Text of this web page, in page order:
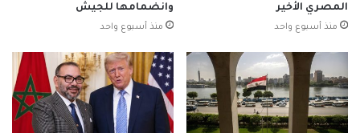
المصري الأخير
منذ أسبوع واحد
وانضمامها للجيش
منذ أسبوع واحد